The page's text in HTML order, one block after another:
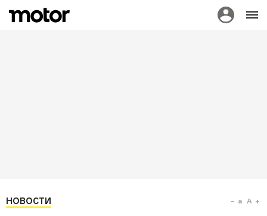
НОВОСТИ a A